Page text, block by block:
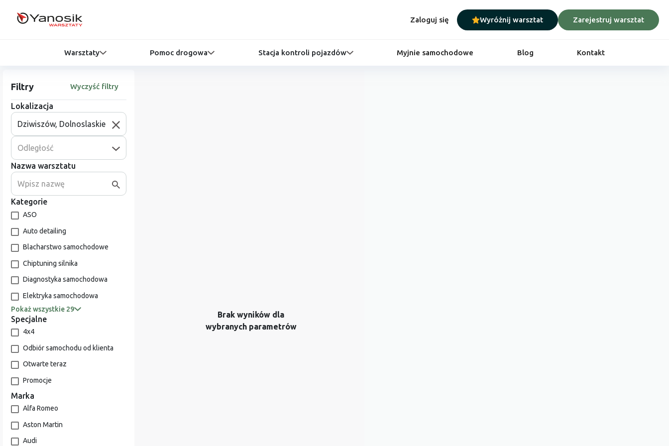
Zaloguj się Wyróżnij warsztat Zarejestruj warsztat
Warsztaty Pomoc drogowa Stacja kontroli pojazdów Myjnie samochodowe Blog Kontakt
Filtry Wyczyść filtry
Lokalizacja
Odległość
Nazwa warsztatu
Kategorie
ASO
Auto detailing
Blacharstwo samochodowe
Chiptuning silnika
Diagnostyka samochodowa
Elektryka samochodowa
Pokaż wszystkie 29
Specjalne
4x4
Odbiór samochodu od klienta
Otwarte teraz
Promocje
Marka
Alfa Romeo
Aston Martin
Audi
Brak wyników dla
wybranych parametrów